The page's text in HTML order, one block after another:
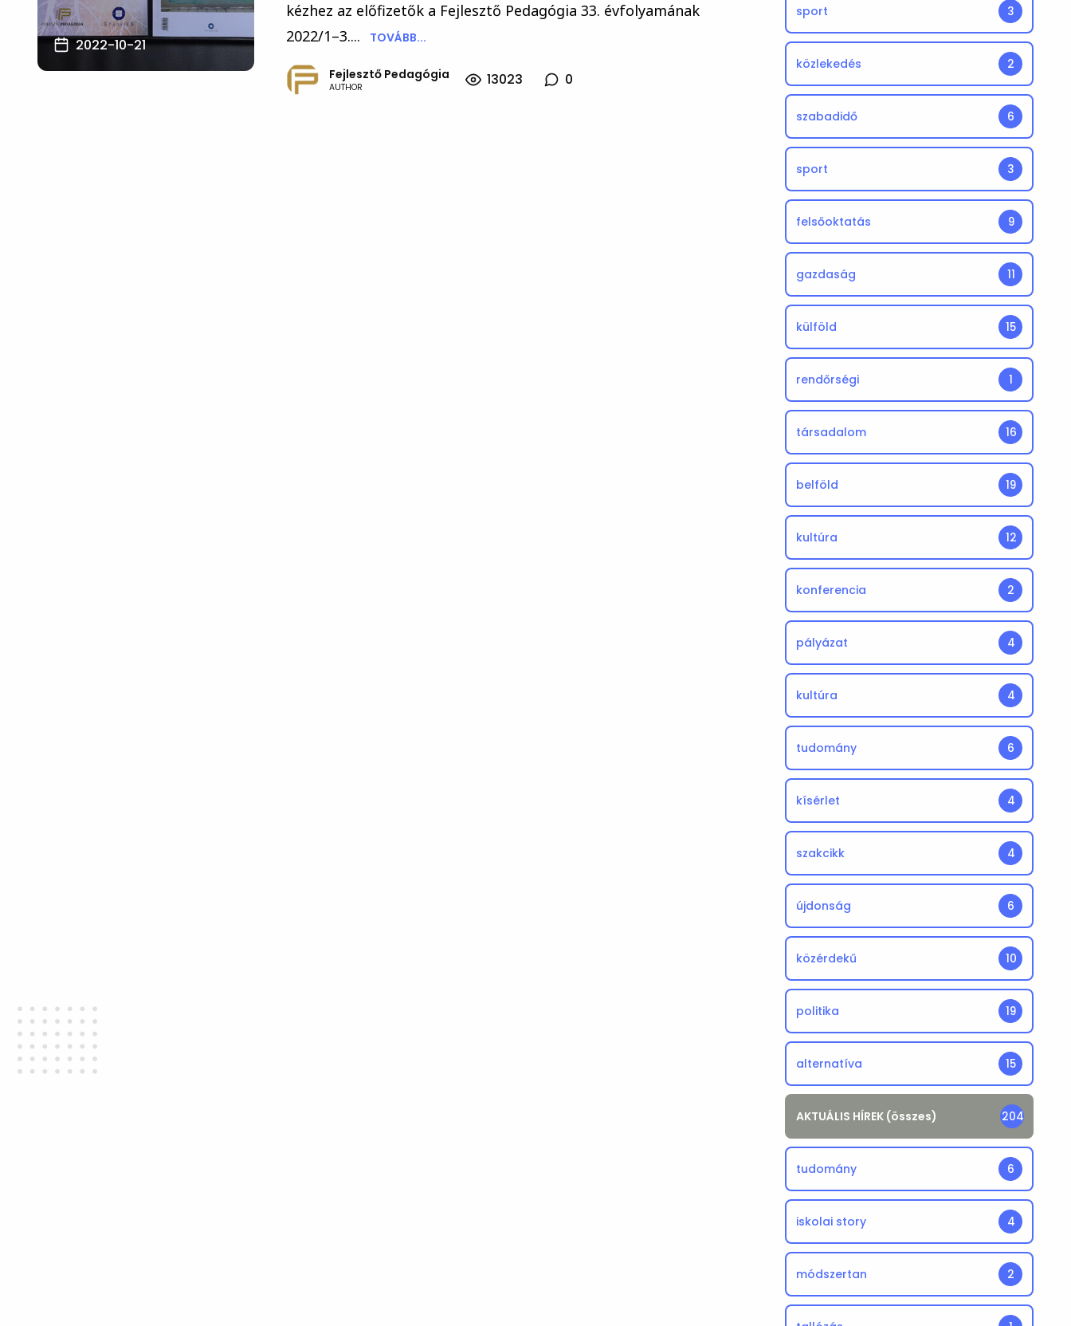
2022-10-21
kézhez az előfizetők a Fejlesztő Pedagógia 33. évfolyamának
2022/1–3....
TOVÁBB...
Fejlesztő Pedagógia
AUTHOR 13023 0
sport 3
közlekedés 2
szabadidő 6
sport 3
felsőoktatás 9
gazdaság 11
külföld 15
rendőrségi 1
társadalom 16
belföld 19
kultúra 12
konferencia 2
pályázat 4
kultúra 4
tudomány 6
kísérlet 4
szakcikk 4
újdonság 6
közérdekű 10
politika 19
alternatíva 15
AKTUÁLIS HÍREK (összes) 204
tudomány 6
iskolai story 4
módszertan 2